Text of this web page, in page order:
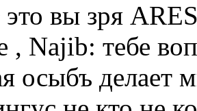
вы зря
, Najib: тебе
осыбъ делает